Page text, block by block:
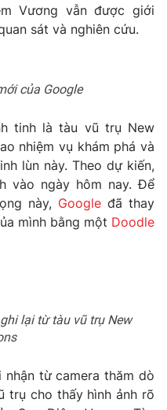
video
Vương vẫn được giới
sát và nghiên cứu.
của Google
tinh là tàu vũ trụ New
nhiệm vụ khám phá và
lùn này. Theo dự kiến,
vào ngày hôm nay. Để
này, Google đã thay
mình bằng một Doodle
lại từ tàu vũ trụ New
nhận từ camera thăm dò
trụ cho thấy hình ảnh rõ